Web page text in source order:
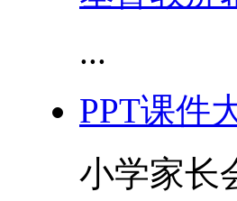
...
PPT课件
小学家长